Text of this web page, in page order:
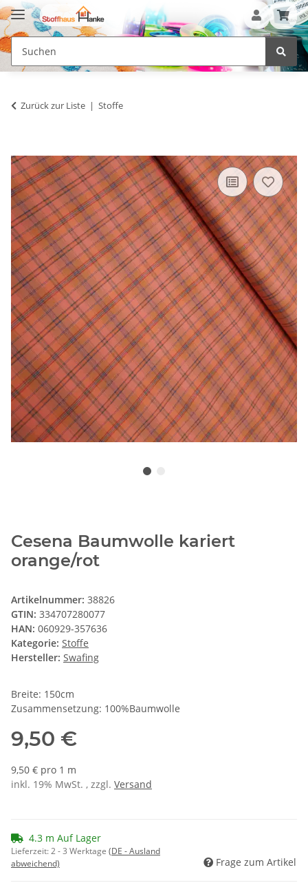
Zurück zur Liste Stoffe
Cesena Baumwolle kariert
orange/rot
Artikelnummer: 38826
GTIN: 334707280077
HAN: 060929-357636
Kategorie: Stoffe
Hersteller: Swafing
Breite: 150cm
Zusammensetzung: 100%Baumwolle
9,50 €
9,50 € pro 1 m
inkl. 19% MwSt. , zzgl. Versand
4.3 m Auf Lager
Lieferzeit:2 - 3 Werktage (DE - Ausland
abweichend)
Frage zum Artikel